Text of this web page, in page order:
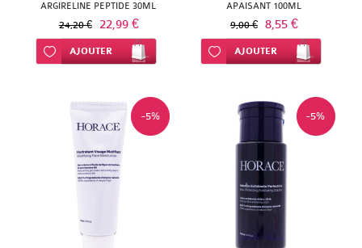
ARGIRELINE PEPTIDE 30ML
24,20 € 22,99 €
Ajouter à ma liste d’envie
AJOUTER
APAISANT 100ML
9,00 € 8,55 €
Ajouter à ma liste d’envie
AJOUTER
-5% -5%